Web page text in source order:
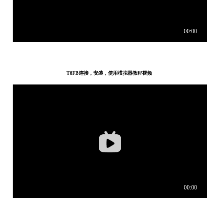
T8FB连接，安装，使用模拟器教程视频